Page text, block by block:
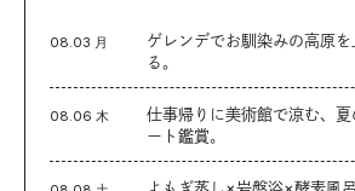
08.03 月
ゲレンデでお馴染みの高原
る。
08.06 木
仕事帰りに美術館で涼む、
ート鑑賞。